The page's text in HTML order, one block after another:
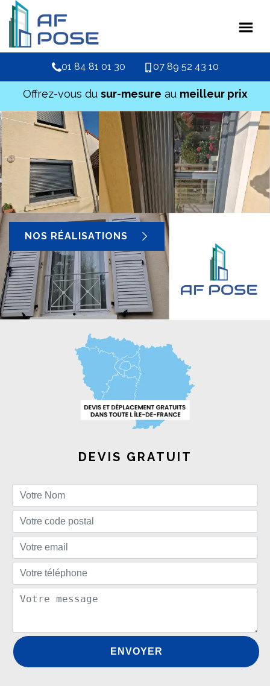
01 84 81 01 30 07 89 52 43 10
Offrez-vous du sur-mesure au meilleur prix
NOS RÉALISATIONS
DEVIS GRATUIT